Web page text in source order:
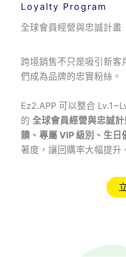
Loyalty Program
全球會員經營與忠誠計畫
跨境銷售不只是吸引新客
們成為品牌的忠實粉絲。
Ez2.APP 可以整合
的 全球會員經營與忠誠
饋、專屬 VIP 級別、生日
著度，讓回購率大幅提升